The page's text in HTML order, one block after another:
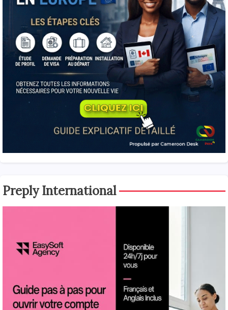
Preply International